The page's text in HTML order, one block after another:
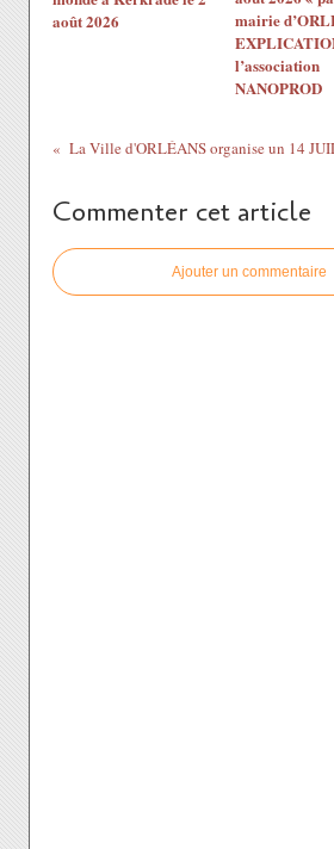
août 2026
mairie
l’association
NANOPROD
Commenter cet article
Ajouter un commentaire